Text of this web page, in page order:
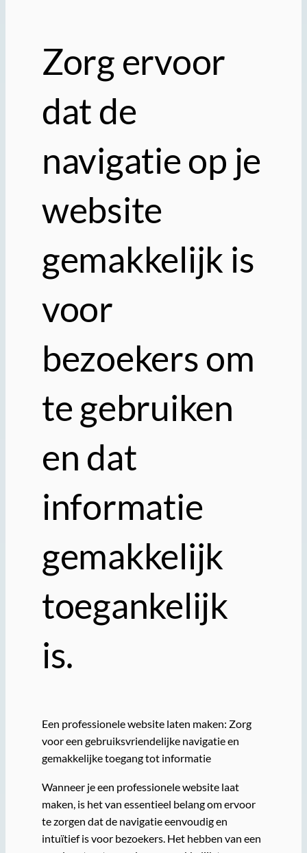
Zorg ervoor
dat de
navigatie op je
website
gemakkelijk is
voor
bezoekers om
te gebruiken
en dat
informatie
gemakkelijk
toegankelijk
is.
Een professionele website laten maken: Zorg
voor een gebruiksvriendelijke navigatie en
gemakkelijke toegang tot informatie
Wanneer je een professionele website laat
maken, is het van essentieel belang om ervoor
te zorgen dat de navigatie eenvoudig en
intuïtief is voor bezoekers. Het hebben van een